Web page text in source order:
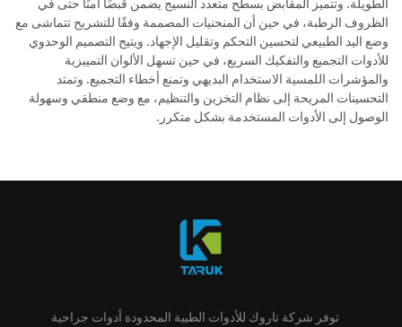
الطويلة. وتتميز المقابض بسطح متعدد النسيج يضمن قبضًا آمنًا حتى في
الظروف الرطبة، في حين أن المنحنيات المصممة وفقًا للتشريح تتماشى مع
وضع اليد الطبيعي لتحسين التحكم وتقليل الإجهاد. ويتيح التصميم الوحدوي
للأدوات التجميع والتفكيك السريع، في حين تسهل الألوان التمييزية
والمؤشرات اللمسية الاستخدام البديهي وتمنع أخطاء التجميع. وتمتد
التحسينات المريحة إلى نظام التخزين والتنظيم، مع وضع منطقي وسهولة
الوصول إلى الأدوات المستخدمة بشكل متكرر.
توفر شركة تاروك للأدوات الطبية المحدودة أدوات جراحية